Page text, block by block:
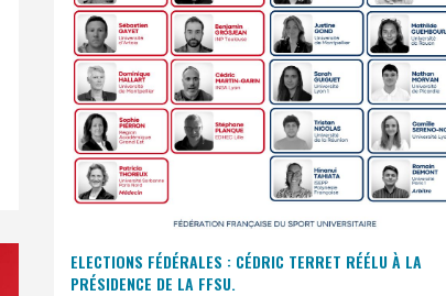
ELECTIONS FÉDÉRALES : CÉDRIC TERRET RÉÉLU À LA
PRÉSIDENCE DE LA FFSU.